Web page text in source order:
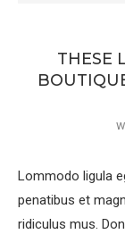
THESE
Lommodo ligula
penatibus et
ridiculus mus.